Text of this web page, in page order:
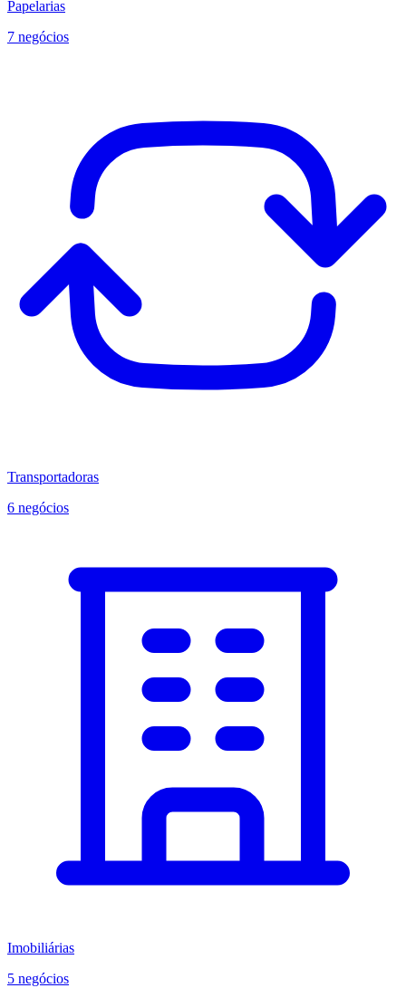
Papelarias
7 negócios
Transportadoras
6 negócios
Imobiliárias
5 negócios